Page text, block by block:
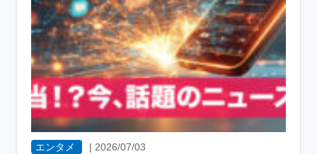
エンタメ |2026/07/03